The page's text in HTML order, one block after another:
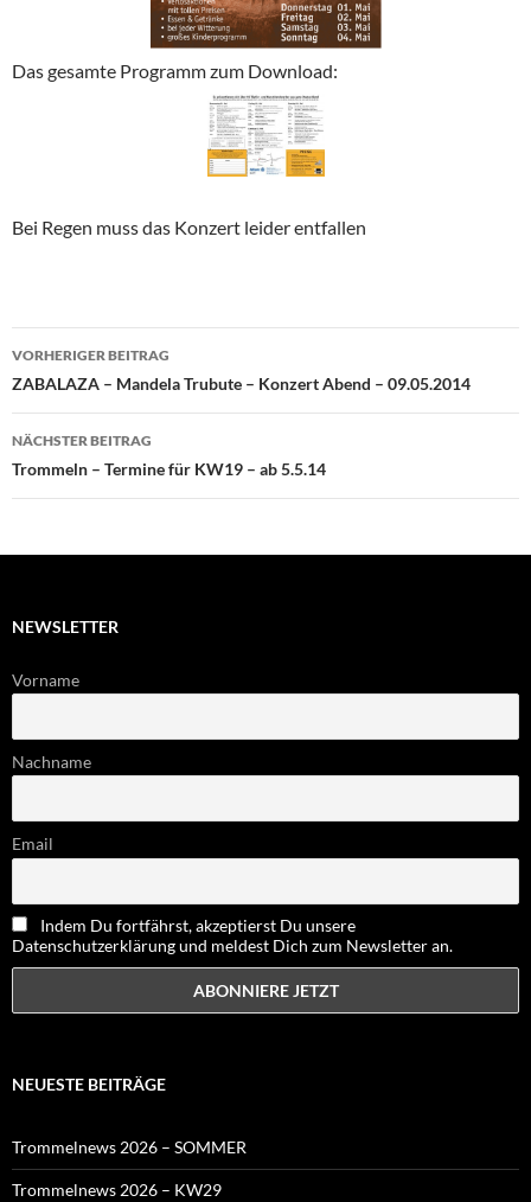
Das gesamte Programm zum Download:
Bei Regen muss das Konzert leider entfallen
Beitragsnavigation
VORHERIGER BEITRAG
ZABALAZA – Mandela Trubute – Konzert Abend – 09.05.2014
NÄCHSTER BEITRAG
Trommeln – Termine für KW19 – ab 5.5.14
NEWSLETTER
Vorname
Nachname
Email
Indem Du fortfährst, akzeptierst Du unsere
Datenschutzerklärung und meldest Dich zum Newsletter an.
NEUESTE BEITRÄGE
Trommelnews 2026 – SOMMER
Trommelnews 2026 – KW29